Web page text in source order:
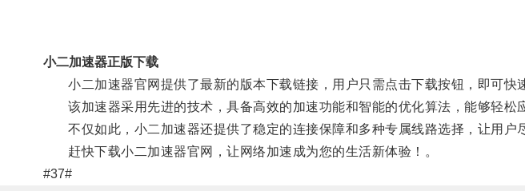
小二加速器正版下载
小二加速器官网提供了最新的版本下载链接，用户只需点击下载按钮，即可快
该加速器采用先进的技术，具备高效的加速功能和智能的优化算法，能够轻松
不仅如此，小二加速器还提供了稳定的连接保障和多种专属线路选择，让用户
赶快下载小二加速器官网，让网络加速成为您的生活新体验！。
#37#